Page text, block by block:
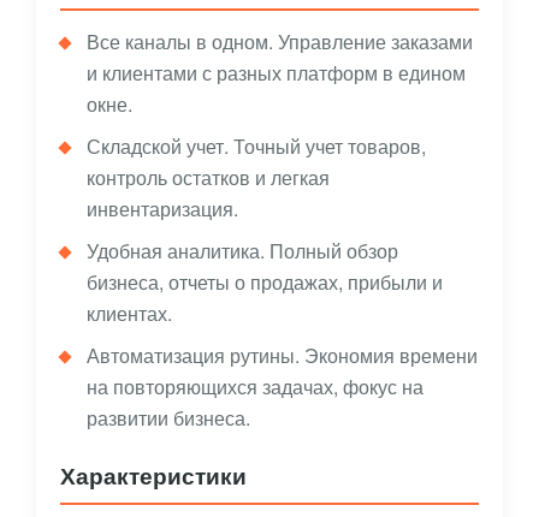
Все каналы в одном. Управление заказами
и клиентами с разных платформ в едином
окне.
Складской учет. Точный учет товаров,
контроль остатков и легкая
инвентаризация.
Удобная аналитика. Полный обзор
бизнеса, отчеты о продажах, прибыли и
клиентах.
Автоматизация рутины. Экономия времени
на повторяющихся задачах, фокус на
развитии бизнеса.
Характеристики